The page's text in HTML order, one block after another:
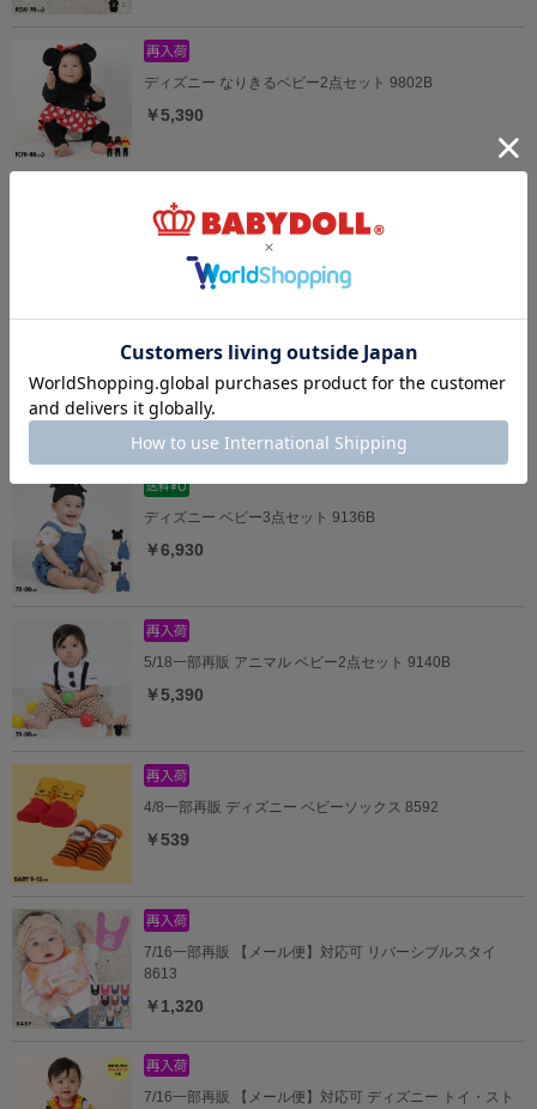
ディズニー なりきるベビー2点セット 9802B
￥5,390
【メール便】対応可 ベビージャンパースカート 9631B
￥3,960
￥4,290
ディズニー ベビー3点セット 9136B
￥6,930
5/18一部再販 アニマル ベビー2点セット 9140B
￥5,390
4/8一部再販 ディズニー ベビーソックス 8592
￥539
7/16一部再販 【メール便】対応可 リバーシブルスタイ
8613
￥1,320
7/16一部再販 【メール便】対応可 ディズニー トイ・スト